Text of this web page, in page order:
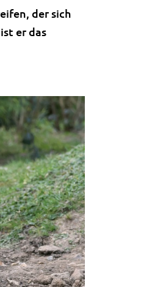
der sich
er das